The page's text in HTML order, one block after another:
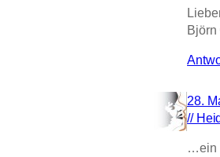
Björn
28.
//
…ein